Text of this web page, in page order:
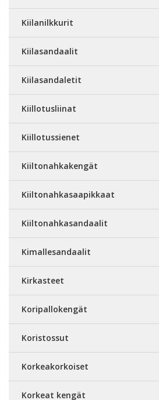
Kiilanilkkurit
Kiilasandaalit
Kiilasandaletit
Kiillotusliinat
Kiillotussienet
Kiiltonahkakengät
Kiiltonahkasaapikkaat
Kiiltonahkasandaalit
Kimallesandaalit
Kirkasteet
Koripallokengät
Koristossut
Korkeakorkoiset
Korkeat kengät